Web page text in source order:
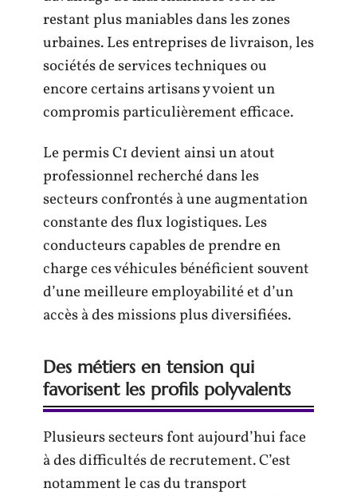
restant plus maniables dans les zones
urbaines. Les entreprises de livraison, les
sociétés de services techniques ou
encore certains artisans y voient un
compromis particulièrement efficace.
Le permis C1 devient ainsi un atout
professionnel recherché dans les
secteurs confrontés à une augmentation
constante des flux logistiques. Les
conducteurs capables de prendre en
charge ces véhicules bénéficient souvent
d’une meilleure employabilité et d’un
accès à des missions plus diversifiées.
Des métiers en tension qui
favorisent les profils polyvalents
Plusieurs secteurs font aujourd’hui face
à des difficultés de recrutement. C’est
notamment le cas du transport